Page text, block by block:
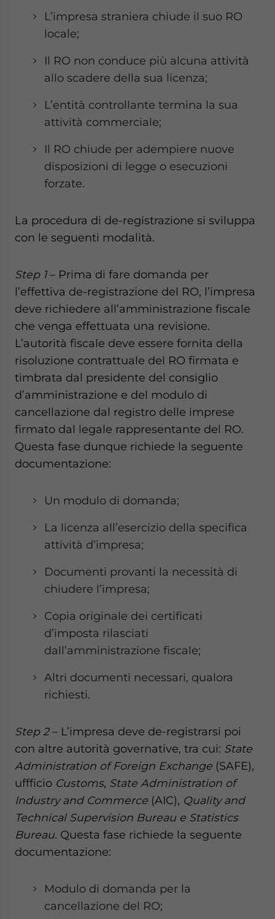
L’impresa straniera chiude il suo RO
locale;
Il RO non conduce più alcuna attività
allo scadere della sua licenza;
L’entità controllante termina la sua
attività commerciale;
Il RO chiude per adempiere nuove
disposizioni di legge o esecuzioni
forzate.
La procedura di de-registrazione si sviluppa
con le seguenti modalità.
Step 1– Prima di fare domanda per
l’effettiva de-registrazione del RO, l’impresa
deve richiedere all’amministrazione fiscale
che venga effettuata una revisione.
L’autorità fiscale deve essere fornita della
risoluzione contrattuale del RO firmata e
timbrata dal presidente del consiglio
d’amministrazione e del modulo di
cancellazione dal registro delle imprese
firmato dal legale rappresentante del RO.
Questa fase dunque richiede la seguente
documentazione:
Un modulo di domanda;
La licenza all’esercizio della specifica
attività d’impresa;
Documenti provanti la necessità di
chiudere l’impresa;
Copia originale dei certificati
d’imposta rilasciati
dall’amministrazione fiscale;
Altri documenti necessari, qualora
richiesti.
Step 2– L’impresa deve de-registrarsi poi
con altre autorità governative, tra cui: State
Administration of Foreign Exchange (SAFE),
uffficio Customs, State Administration of
Industry and Commerce (AIC), Quality and
Technical Supervision Bureau e Statistics
Bureau. Questa fase richiede la seguente
documentazione:
Modulo di domanda per la
cancellazione del RO;